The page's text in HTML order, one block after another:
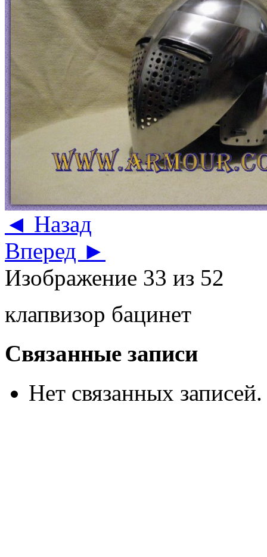
◄ Назад
Вперед ►
Изображение 33 из 52
клапвизор бацинет
Связанные записи
Нет связанных записей.